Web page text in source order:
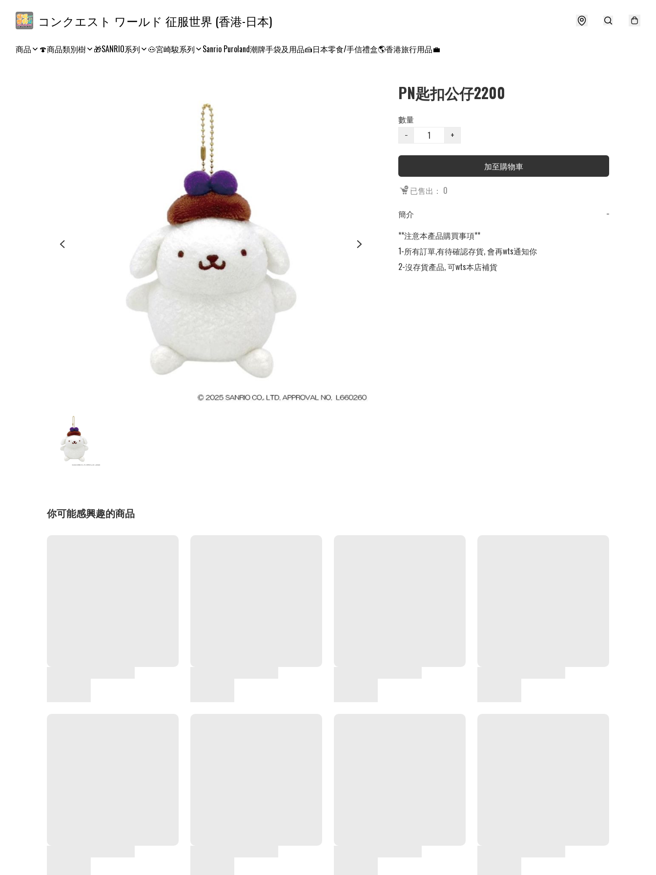
コンクエスト ワールド 征服世界 (香港-日本)
商品 🍄商品類別樹 🎁SANRIO系列 🐽宮崎駿系列 Sanrio Puroland潮牌手袋及用品🍰日本零食/手信禮盒🌎香港旅行用品💼
PN匙扣公仔2200
數量
−
+
加至購物車
已售出： 0
簡介
−
**注意本產品購買事項**
1-所有訂單,有待確認存貨, 會再wts通知你
2-沒存貨產品, 可wts本店補貨
你可能感興趣的商品